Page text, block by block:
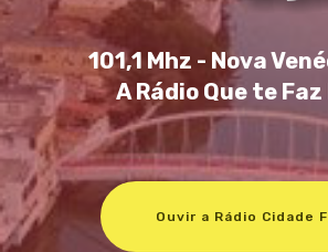
101,1 Mhz - Nova
A Rádio Que te
Ouvir a Rádio Cidade